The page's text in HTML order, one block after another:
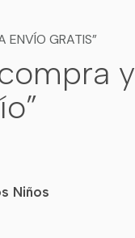
ENVÍO GRATIS”
y
Niños